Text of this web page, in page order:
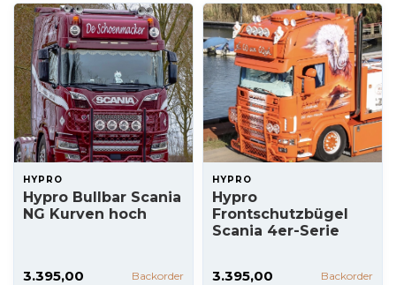
HYPRO
Hypro Bullbar Scania
NG Kurven hoch
3.395,00 Backorder
HYPRO
Hypro
Frontschutzbügel
Scania 4er-Serie
3.395,00 Backorder